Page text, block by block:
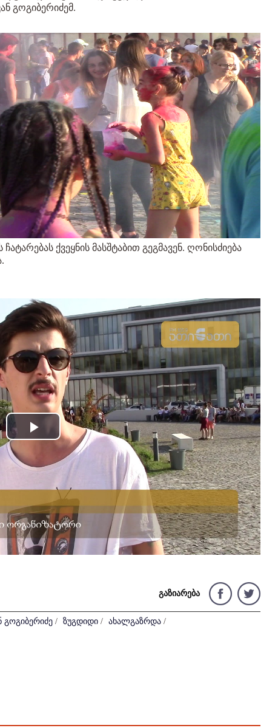
გოგიბერიძემ.
ქვეყნის მასშტაბით გეგმავენ. ღონისძიება
Play
Video
გაზიარება
გოგიბერიძე / ზუგდიდი / ახალგაზრდა /